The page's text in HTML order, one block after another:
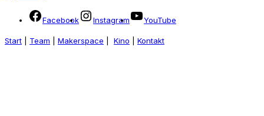
Facebook Instagram YouTube
Start Team Makerspace Kino Kontakt